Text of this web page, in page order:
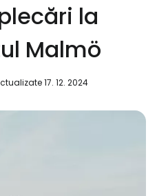
la
Malmö
17. 12. 2024
a călătorilor
cu Google